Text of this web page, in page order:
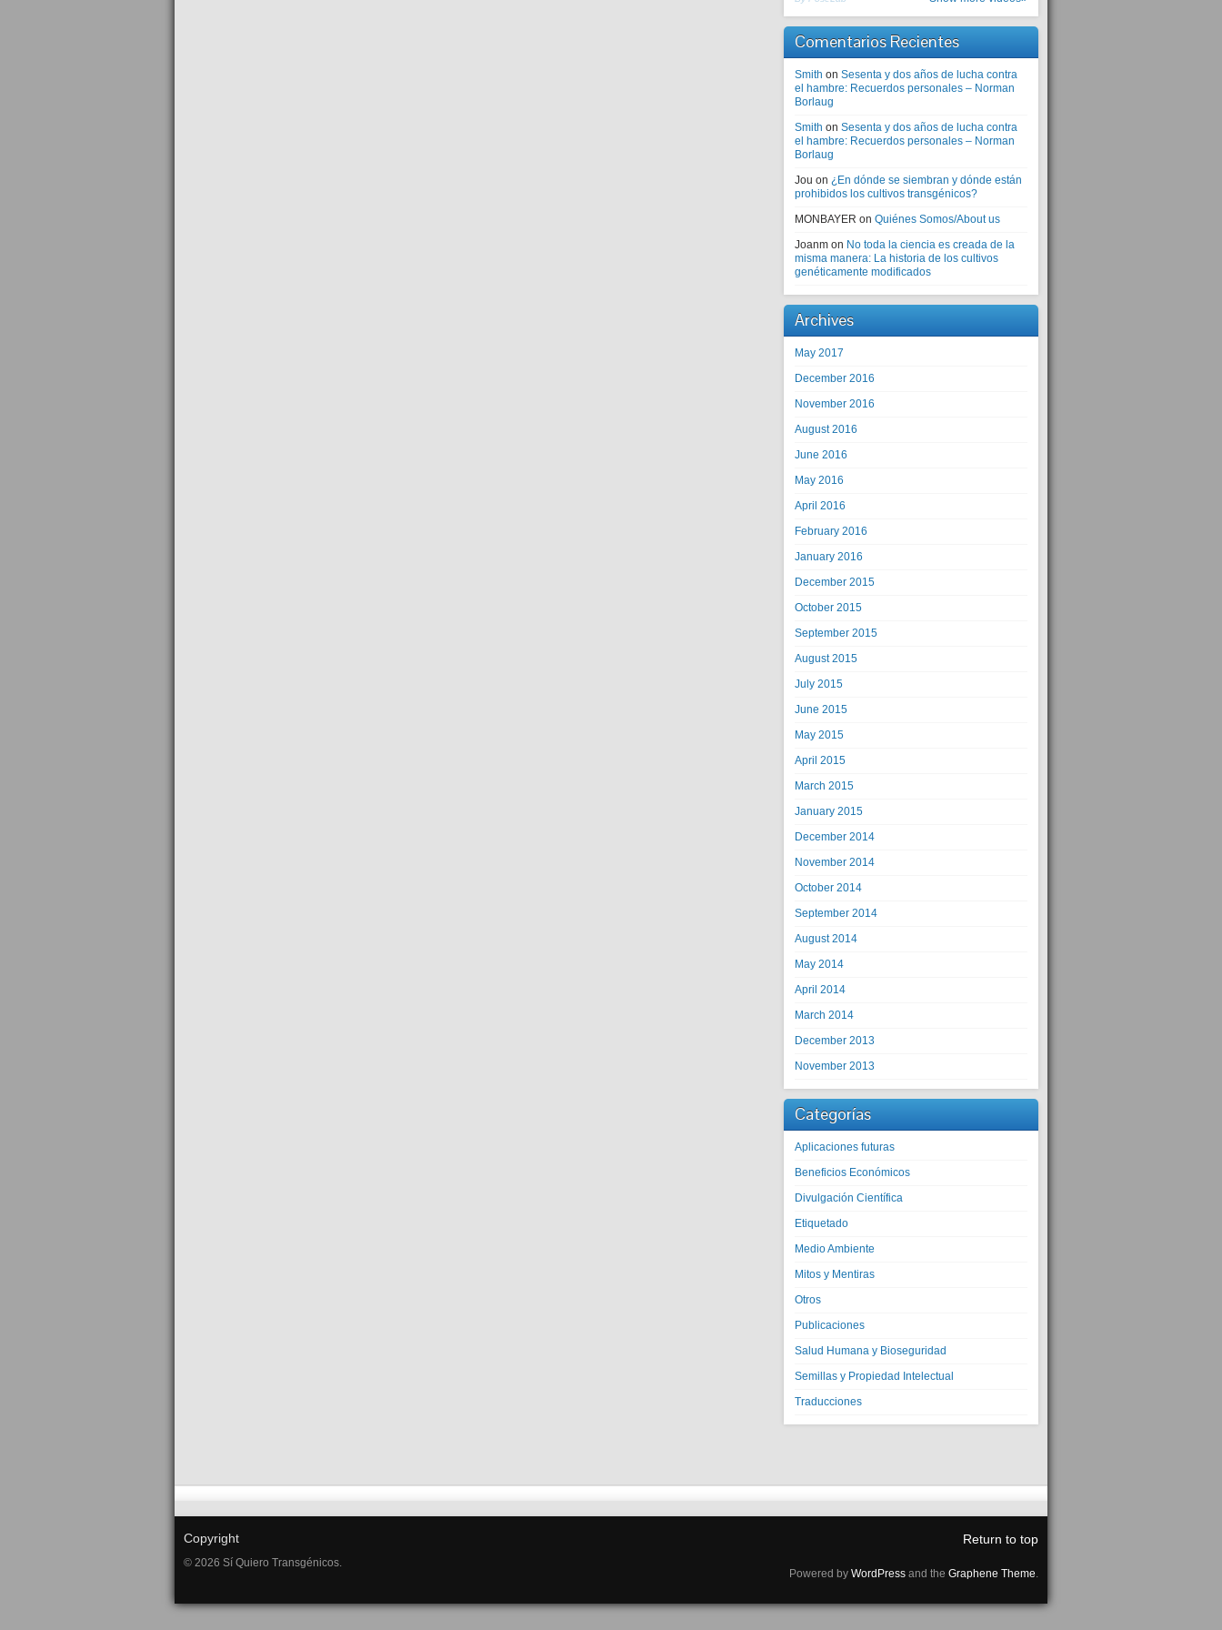
Comentarios Recientes
Smith on Sesenta y dos años de lucha contra
el hambre: Recuerdos personales – Norman
Borlaug
Smith on Sesenta y dos años de lucha contra
el hambre: Recuerdos personales – Norman
Borlaug
Jou on ¿En dónde se siembran y dónde están
prohibidos los cultivos transgénicos?
MONBAYER on Quiénes Somos/About us
Joanm on No toda la ciencia es creada de la
misma manera: La historia de los cultivos
genéticamente modificados
Archives
May 2017
December 2016
November 2016
August 2016
June 2016
May 2016
April 2016
February 2016
January 2016
December 2015
October 2015
September 2015
August 2015
July 2015
June 2015
May 2015
April 2015
March 2015
January 2015
December 2014
November 2014
October 2014
September 2014
August 2014
May 2014
April 2014
March 2014
December 2013
November 2013
Categorías
Aplicaciones futuras
Beneficios Económicos
Divulgación Científica
Etiquetado
Medio Ambiente
Mitos y Mentiras
Otros
Publicaciones
Salud Humana y Bioseguridad
Semillas y Propiedad Intelectual
Traducciones
Copyright
© 2026 Sí Quiero Transgénicos.
Return to top
Powered by WordPress and the Graphene Theme.